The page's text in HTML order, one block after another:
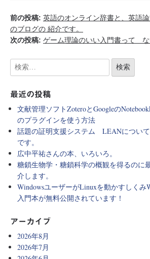
前の投稿: 英語のオンライン辞書と、英語
のブログの 紹介です。
次の投稿: ゲーム理論のいい入門書って な
最近の投稿
文献管理ソフトZoteroとGoogleの
のプラグインを使う方法
話題の証明支援システム LEANについ
です。
広中平祐さんの本、いろいろ。
糖鎖生物学・糖鎖科学の概観を得るのに
介します。
WindowsユーザーがLinuxを動かすしくみ
入門本が無料公開されています！
アーカイブ
2026年8月
2026年7月